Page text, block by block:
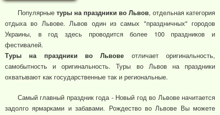
Популярные туры на праздники во Львов, отдельная категория
отдыха во Львове. Львов один из самых "праздничных" городов
Украины, в год здесь проводится более 100 праздников и
фестивалей.
Туры на праздники во Львове отличает оригинальность,
самобытность и оригинальность. Туры во Львов на праздники
охватывают как государственные так и региональные.
Самый главный праздник года - Новый год во Львове начитается
задолго ярмарками и забавами. Рождество во Львове Вы можете